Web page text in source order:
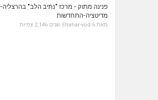
פנינה מתוק - מרכז "נתיב הלב" בהרצליה-
מדיטציה-התחדשות
מאת Shahar-vod 6 שנים 2,146 צפיות